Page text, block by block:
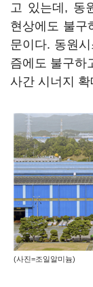
고 있는데, 동
현상에도 불구
문이다. 동원
즘에도 불구하
사간 시너지
(사진=조일알미늄)